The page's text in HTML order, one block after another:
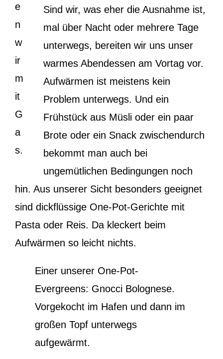
e
n
w
ir
m
it
G
a
s.
Sind wir, was eher die Ausnahme ist,
mal über Nacht oder mehrere Tage
unterwegs, bereiten wir uns unser
warmes Abendessen am Vortag vor.
Aufwärmen ist meistens kein
Problem unterwegs. Und ein
Frühstück aus Müsli oder ein paar
Brote oder ein Snack zwischendurch
bekommt man auch bei
ungemütlichen Bedingungen noch
hin. Aus unserer Sicht besonders geeignet
sind dickflüssige One-Pot-Gerichte mit
Pasta oder Reis. Da kleckert beim
Aufwärmen so leicht nichts.
Einer unserer One-Pot-
Evergreens: Gnocci Bolognese.
Vorgekocht im Hafen und dann im
großen Topf unterwegs
aufgewärmt.